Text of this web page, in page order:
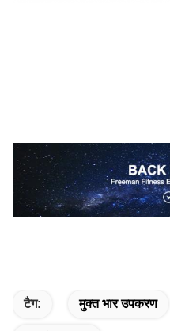
टैग: मुक्त भार उपकरण